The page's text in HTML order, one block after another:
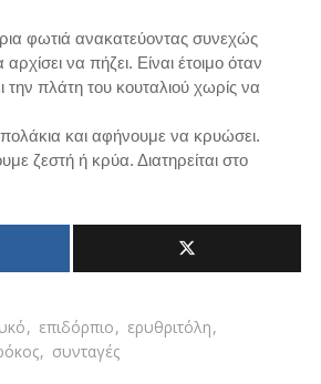
φωτιά ανακατεύοντας συνεχώς
να πήζει. Είναι έτοιμο όταν
την πλάτη του κουταλιού χωρίς να
και αφήνουμε να κρυώσει.
ζεστή ή κρύα. Διατηρείται στο
επιδόρπιο ερυθριτόλη
συνταγές